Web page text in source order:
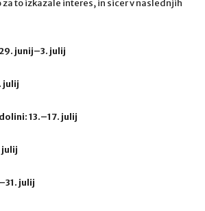
to izkazale interes, in sicer v naslednjih
junij–3. julij
julij
13.–17. julij
julij
julij